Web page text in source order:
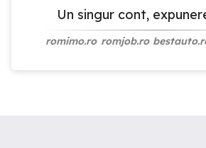
Un singur cont,
romimo.ro romjob.ro